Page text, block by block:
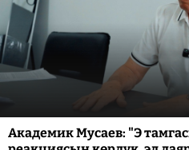
Академик Мусаев: "Э